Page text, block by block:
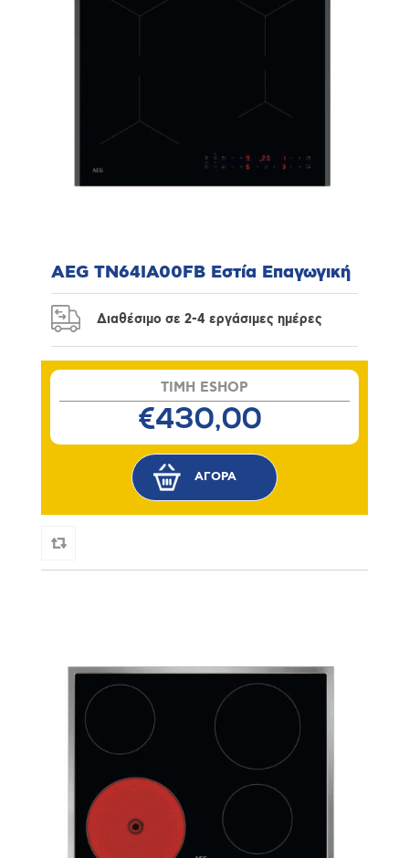
AEG TN64IA00FB Εστία Επαγωγική
Διαθέσιμο σε 2-4 εργάσιμες ημέρες
TIMH ESHOP
€430,00